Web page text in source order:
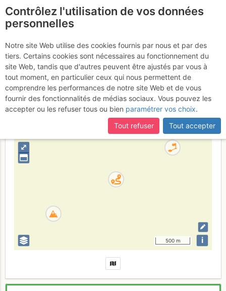
Mont Peney : Avec
ou Sans Toit
France Savoie Bauges
⤢
500 m i
Contrôlez l'utilisation de vos données
personnelles
Notre site Web utilise des cookies fournis par nous et par des
tiers. Certains cookies sont nécessaires au fonctionnement du
site Web, tandis que d'autres peuvent être ajustés par vous à
tout moment, en particulier ceux qui nous permettent de
comprendre les performances de notre site Web et de vous
fournir des fonctionnalités de médias sociaux. Vous pouvez les
accepter ou les refuser tous ou bien paramétrer vos choix.
Tout refuser
Tout accepter